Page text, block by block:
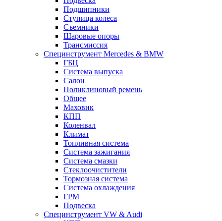
Подшипники
Ступица колеса
Съемники
Шаровые опоры
Трансмиссия
Специнструмент Mercedes & BMW
ГБЦ
Система выпуска
Салон
Поликлиновый ремень
Общее
Маховик
КПП
Коленвал
Климат
Топливная система
Система зажигания
Система смазки
Стеклоочистители
Тормозная система
Система охлаждения
ГРМ
Подвеска
Специнструмент VW & Audi